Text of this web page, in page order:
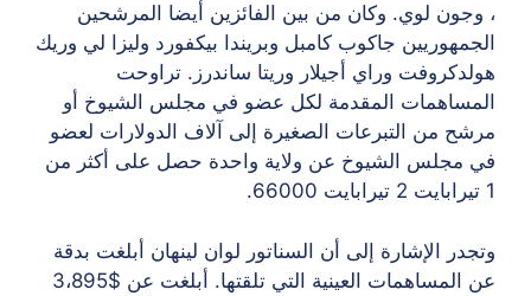
، وجون لوي. وكان من بين الفائزين أيضا المرشحين
الجمهوريين جاكوب كامبل وبريندا بيكفورد وليزا لي وريك
هولدكروفت وراي أجيلار وريتا ساندرز. تراوحت
المساهمات المقدمة لكل عضو في مجلس الشيوخ أو
مرشح من التبرعات الصغيرة إلى آلاف الدولارات لعضو
في مجلس الشيوخ عن ولاية واحدة حصل على أكثر من
1 تيرابايت 2 تيرابايت 66000.
وتجدر الإشارة إلى أن السناتور لوان لينهان أبلغت بدقة
عن المساهمات العينية التي تلقتها. أبلغت عن $3،895